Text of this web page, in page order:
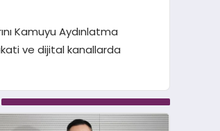
Kamuyu Aydınlatma
ve dijital kanallarda